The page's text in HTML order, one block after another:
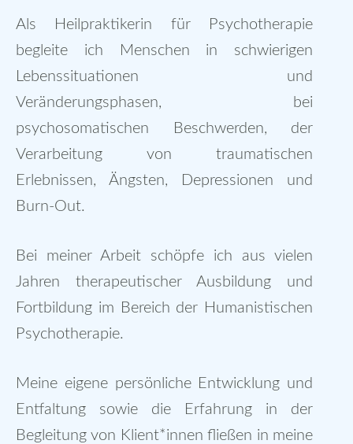
Als Heilpraktikerin für Psychotherapie
begleite ich Menschen in schwierigen
Lebenssituationen und
Veränderungsphasen, bei
psychosomatischen Beschwerden, der
Verarbeitung von traumatischen
Erlebnissen, Ängsten, Depressionen und
Burn-Out.
Bei meiner Arbeit schöpfe ich aus vielen
Jahren therapeutischer Ausbildung und
Fortbildung im Bereich der Humanistischen
Psychotherapie.
Meine eigene persönliche Entwicklung und
Entfaltung sowie die Erfahrung in der
Begleitung von Klient*innen fließen in meine